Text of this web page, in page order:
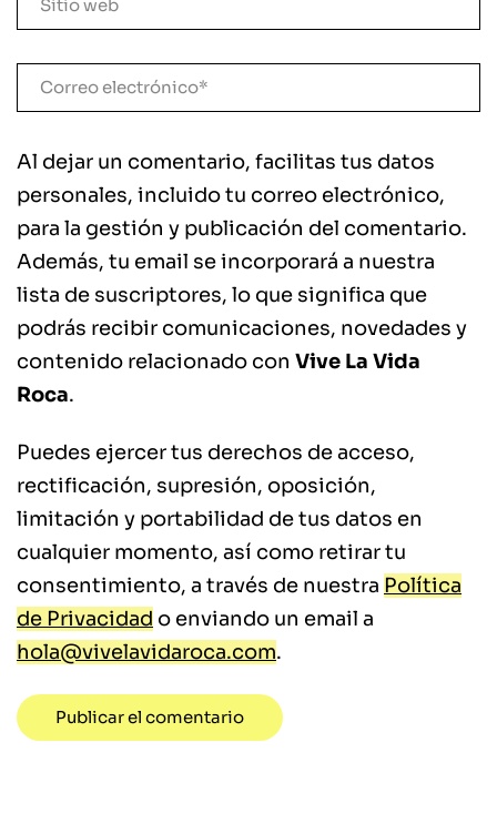
Al dejar un comentario, facilitas tus datos
personales, incluido tu correo electrónico,
para la gestión y publicación del comentario.
Además, tu email se incorporará a nuestra
lista de suscriptores, lo que significa que
podrás recibir comunicaciones, novedades y
contenido relacionado con Vive La Vida
Roca.
Puedes ejercer tus derechos de acceso,
rectificación, supresión, oposición,
limitación y portabilidad de tus datos en
cualquier momento, así como retirar tu
consentimiento, a través de nuestra Política
de Privacidad o enviando un email a
hola@vivelavidaroca.com.